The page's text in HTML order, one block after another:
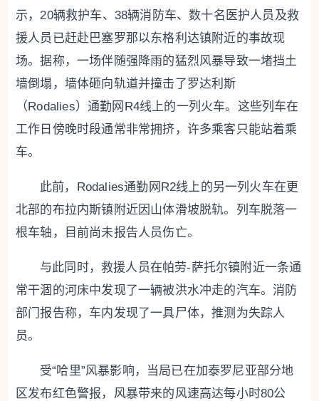
示，20辆救护车、38辆消防车、数十名医护人员及救
援人员已赶赴巴塞罗那以东格利达镇附近的事故现
场。据称，一场伴随强降雨的猛烈风暴导致一堵挡土
墙倒塌，墙体砸向轨道并撞击了罗达利斯
（Rodalies）通勤网R4线上的一列火车。这些列车在
工作日傍晚时段通常非常拥挤，许多乘客只能站着乘
车。
此前，Rodalies通勤网R2线上的另一列火车在更
北部的布拉内斯镇附近因山体滑坡脱轨。列车脱落一
根车轴，目前尚未报告人员伤亡。
与此同时，救援人员在帕劳-萨托尔镇附近一条通
常干涸的河床中发现了一辆被洪水冲走的汽车。消防
部门报告称，车内发现了一具尸体，推测为失踪人
员。
受“哈里”风暴影响，当局已在加泰罗尼亚部分地
区发布红色警报，风暴带来的风速高达每小时80公